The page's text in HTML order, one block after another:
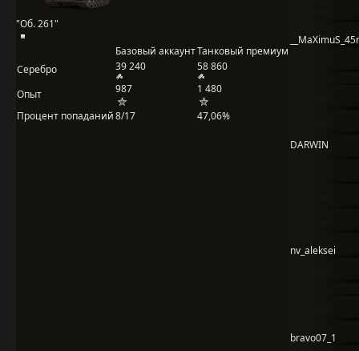
"Об. 261"
Базовый аккаунтТанковый премиум
Серебро
39 240 58 860
Опыт 987
1 480
Процент попаданий8/17 47,06%
DARWIN
nv_aleksei
bravo07_1